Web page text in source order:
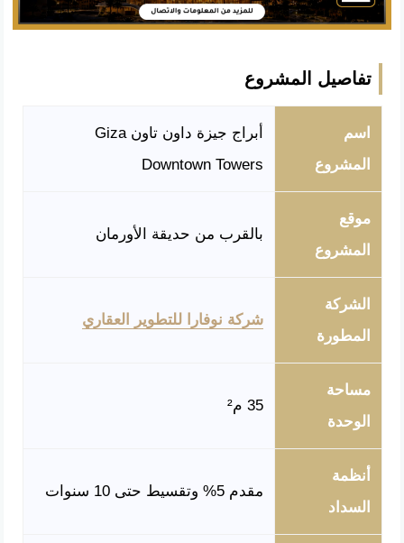
تفاصيل المشروع
اسم
المشروع
أبراج جيزة داون تاون Giza
Downtown Towers
موقع
المشروع
بالقرب من حديقة الأورمان
الشركة
المطورة
شركة نوفارا للتطوير العقاري
مساحة
الوحدة
35 م²
أنظمة
السداد
مقدم 5% وتقسيط حتى 10 سنوات